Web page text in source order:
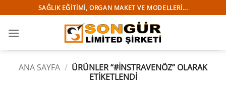
atla
SAĞLIK EĞITIMI, ORGAN MAKET VE MODELLERI...
ANA SAYFA / ÜRÜNLER “#INSTRAVENÖZ” OLARAK
ETIKETLENDI